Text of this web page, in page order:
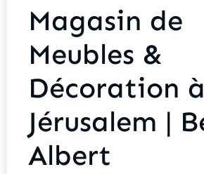
Magasin de
Meubles &
Décoration à
Jérusalem |
Albert